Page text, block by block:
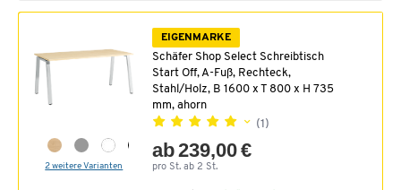
2 weitere Varianten
EIGENMARKE
Schäfer Shop Select Schreibtisch
Start Off, A-Fuß, Rechteck,
Stahl/Holz, B 1600 x T 800 x H 735
mm, ahorn
(1)
ab 239,00 €
pro St. ab 2 St.